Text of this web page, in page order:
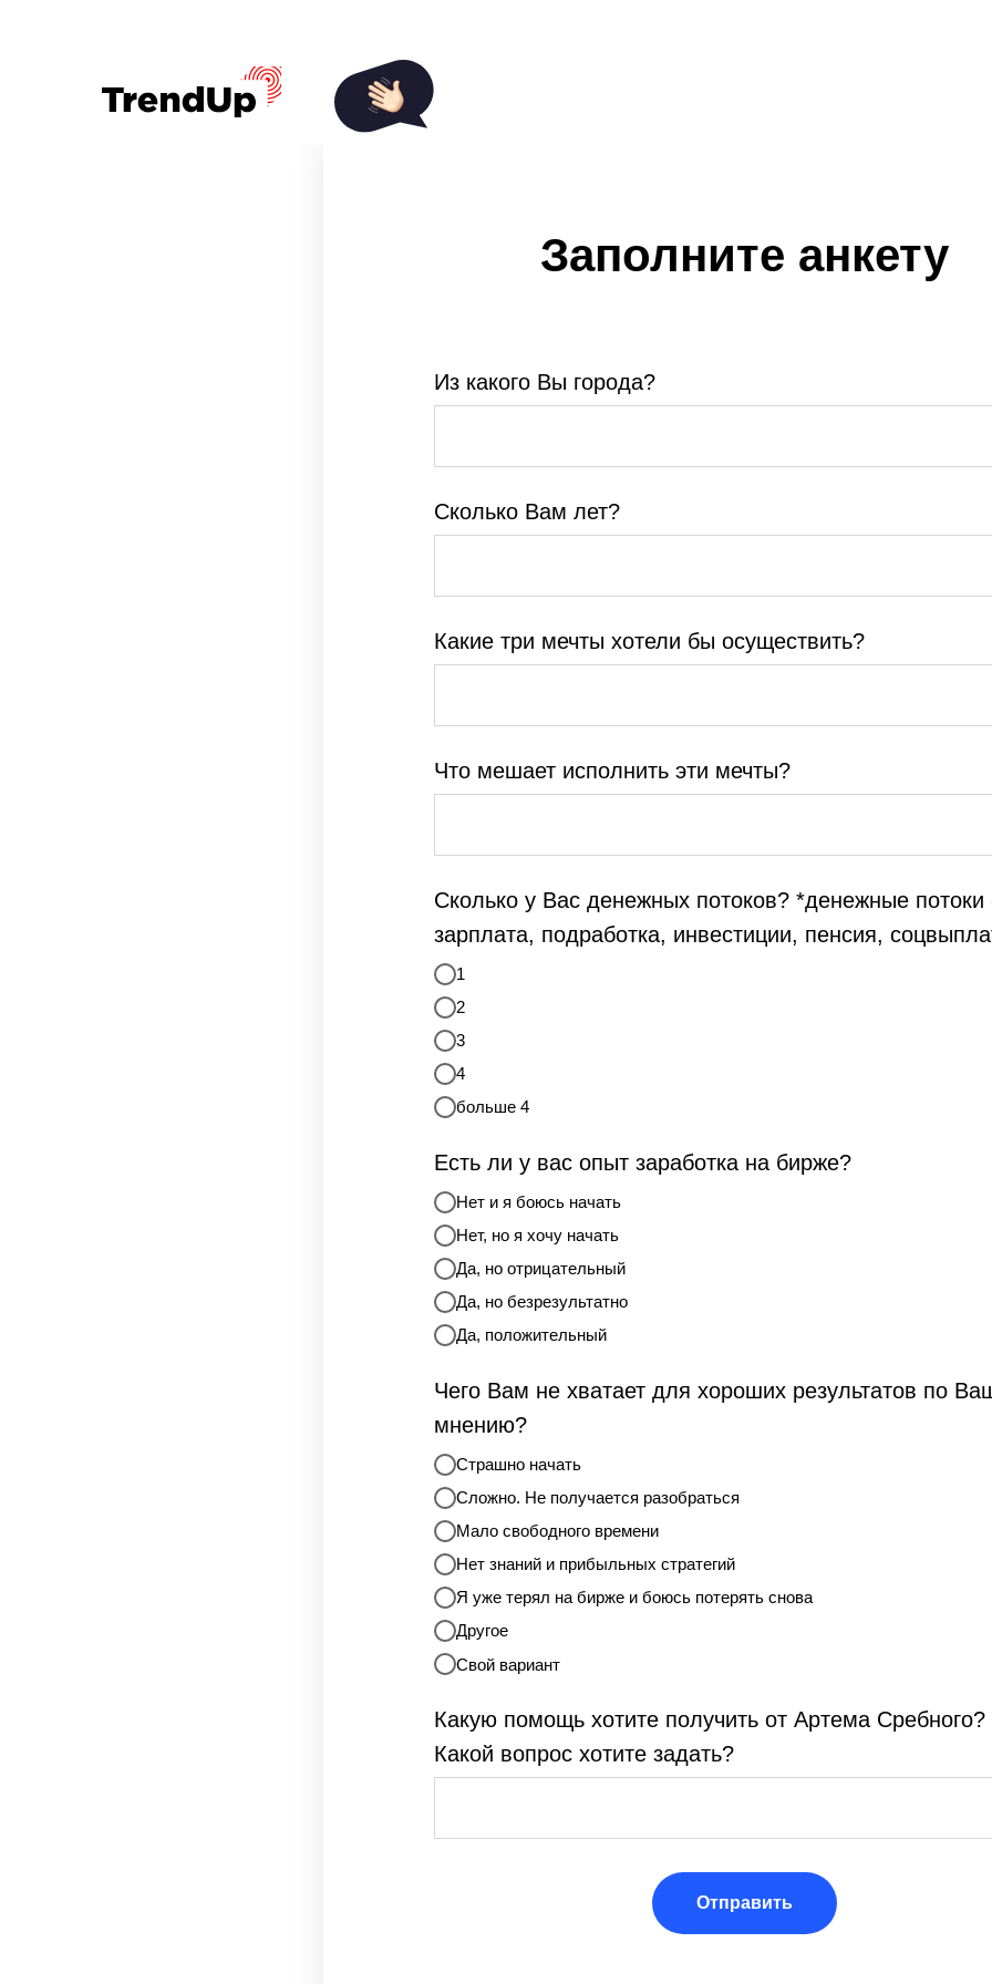
Заполните анкету
Из какого Вы города?
Сколько Вам лет?
Какие три мечты хотели бы осуществить?
Что мешает исполнить эти мечты?
Сколько у Вас денежных потоков? *денежные потоки
зарплата, подработка, инвестиции, пенсия,
1
2
3
4
больше 4
Есть ли у вас опыт заработка на бирже?
Нет и я боюсь начать
Нет, но я хочу начать
Да, но отрицательный
Да, но безрезультатно
Да, положительный
Чего Вам не хватает для хороших результатов по
мнению?
Страшно начать
Сложно. Не получается разобраться
Мало свободного времени
Нет знаний и прибыльных стратегий
Я уже терял на бирже и боюсь потерять снова
Другое
Свой вариант
Какую помощь хотите получить от Артема Сребного?
Какой вопрос хотите задать?
Отправить